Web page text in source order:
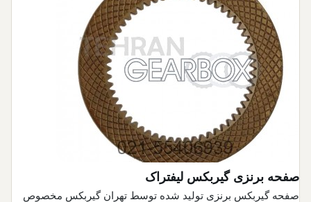
صفحه برنزی گیربکس لیفتراک
صفحه گیربکس برنزی تولید شده توسط تهران گیربکس مخصوص